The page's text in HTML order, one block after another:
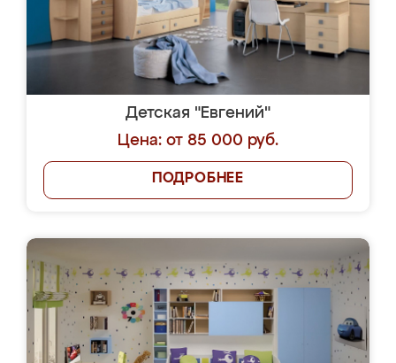
Детская "Евгений"
Цена: от 85 000 руб.
ПОДРОБНЕЕ